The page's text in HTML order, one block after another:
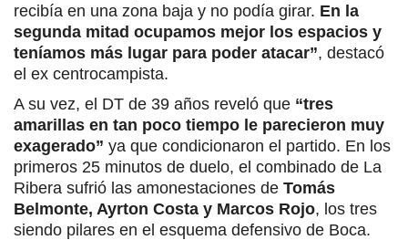
recibía en una zona baja y no podía girar. En la
segunda mitad ocupamos mejor los espacios y
teníamos más lugar para poder atacar”, destacó
el ex centrocampista.
A su vez, el DT de 39 años reveló que “tres
amarillas en tan poco tiempo le parecieron muy
exagerado” ya que condicionaron el partido. En los
primeros 25 minutos de duelo, el combinado de La
Ribera sufrió las amonestaciones de Tomás
Belmonte, Ayrton Costa y Marcos Rojo, los tres
siendo pilares en el esquema defensivo de Boca.